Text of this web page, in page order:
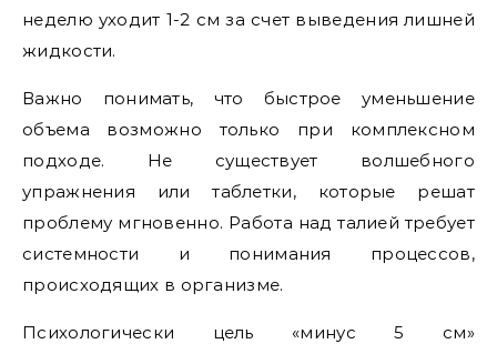
неделю уходит 1-2 см за счет выведения лишней
жидкости.
Важно понимать, что быстрое уменьшение
объема возможно только при комплексном
подходе. Не существует волшебного
упражнения или таблетки, которые решат
проблему мгновенно. Работа над талией требует
системности и понимания процессов,
происходящих в организме.
Психологически цель «минус 5 см»